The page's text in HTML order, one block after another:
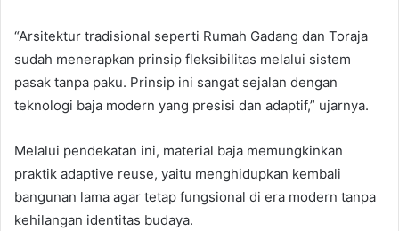
“Arsitektur tradisional seperti Rumah Gadang dan Toraja
sudah menerapkan prinsip fleksibilitas melalui sistem
pasak tanpa paku. Prinsip ini sangat sejalan dengan
teknologi baja modern yang presisi dan adaptif,” ujarnya.
Melalui pendekatan ini, material baja memungkinkan
praktik adaptive reuse, yaitu menghidupkan kembali
bangunan lama agar tetap fungsional di era modern tanpa
kehilangan identitas budaya.